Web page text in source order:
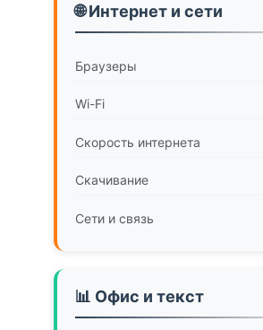
🌐 Интернет и сети
Браузеры
Wi-Fi
Скорость интернета
Скачивание
Сети и связь
📊 Офис и текст